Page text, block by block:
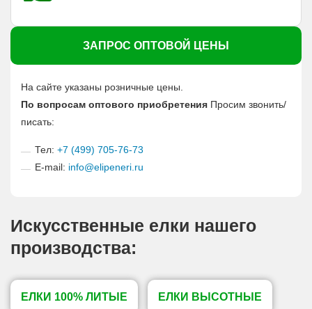
ЗАПРОС ОПТОВОЙ ЦЕНЫ
На сайте указаны розничные цены.
По вопросам оптового приобретения Просим звонить/
писать:
Тел: +7 (499) 705-76-73
E-mail: info@elipeneri.ru
Искусственные елки нашего
производства:
ЕЛКИ 100% ЛИТЫЕ ЕЛКИ ВЫСОТНЫЕ